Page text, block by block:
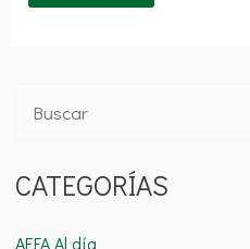
s
CATEGORÍAS
AEFA Al día